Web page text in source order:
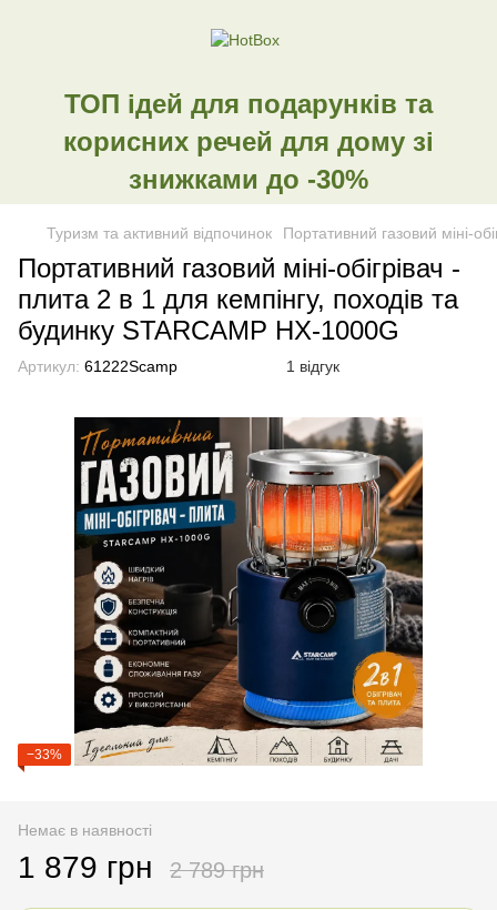
ТОП ідей для подарунків та
корисних речей для дому зі
знижками до -30%
Туризм та активний відпочинок Портативний газовий міні-
Портативний газовий міні-обігрівач -
плита 2 в 1 для кемпінгу, походів та
будинку STARCAMP HX-1000G
Артикул: 61222Scamp 1 відгук
−33%
Немає в наявності
1 879 грн 2 789 грн